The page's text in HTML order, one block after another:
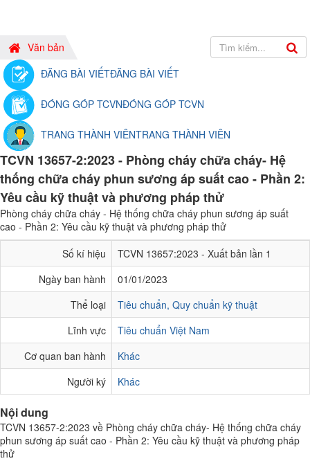
Văn bản
ĐĂNG BÀI VIẾTĐĂNG BÀI VIẾT
ĐÓNG GÓP TCVNĐÓNG GÓP TCVN
TRANG THÀNH VIÊNTRANG THÀNH VIÊN
TCVN 13657-2:2023 - Phòng cháy chữa cháy- Hệ
thống chữa cháy phun sương áp suất cao - Phần 2:
Yêu cầu kỹ thuật và phương pháp thử
Phòng cháy chữa cháy - Hệ thống chữa cháy phun sương áp suất
cao - Phần 2: Yêu cầu kỹ thuật và phương pháp thử
Số kí hiệu
TCVN 13657:2023 - Xuất bản lần 1
Ngày ban hành
01/01/2023
Thể loại
Tiêu chuẩn, Quy chuẩn kỹ thuật
Lĩnh vực
Tiêu chuẩn Việt Nam
Cơ quan ban hành
Khác
Người ký
Khác
Nội dung
TCVN 13657-2:2023 về Phòng cháy chữa cháy- Hệ thống chữa cháy
phun sương áp suất cao - Phần 2: Yêu cầu kỹ thuật và phương pháp
thử